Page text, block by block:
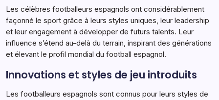
Les célèbres footballeurs espagnols ont considérablement
façonné le sport grâce à leurs styles uniques, leur leadership
et leur engagement à développer de futurs talents. Leur
influence s’étend au-delà du terrain, inspirant des générations
et élevant le profil mondial du football espagnol.
Innovations et styles de jeu introduits
Les footballeurs espagnols sont connus pour leurs styles de